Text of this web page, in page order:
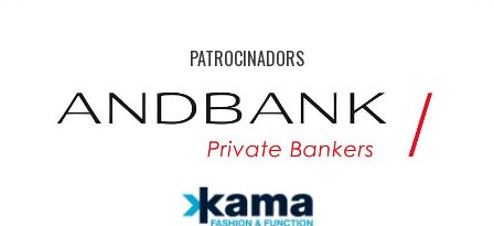
PATROCINADORS